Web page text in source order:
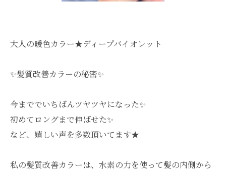
大人の暖色カラー★ディープバイオレット
✨髪質改善カラーの秘密✨
今まででいちばんツヤツヤになった✨
初めてロングまで伸ばせた✨
など、嬉しい声を多数頂いてます★
私の髪質改善カラーは、水素の力を使って髪の内側から